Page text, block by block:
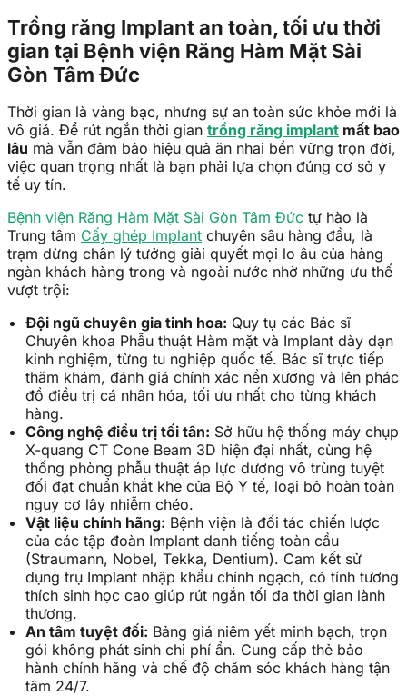
Trồng răng Implant an toàn, tối ưu thời
gian tại Bệnh viện Răng Hàm Mặt Sài
Gòn Tâm Đức
Thời gian là vàng bạc, nhưng sự an toàn sức khỏe mới là
vô giá. Để rút ngắn thời gian trồng răng implant mất bao
lâu mà vẫn đảm bảo hiệu quả ăn nhai bền vững trọn đời,
việc quan trọng nhất là bạn phải lựa chọn đúng cơ sở y
tế uy tín.
Bệnh viện Răng Hàm Mặt Sài Gòn Tâm Đức tự hào là
Trung tâm Cấy ghép Implant chuyên sâu hàng đầu, là
trạm dừng chân lý tưởng giải quyết mọi lo âu của hàng
ngàn khách hàng trong và ngoài nước nhờ những ưu thế
vượt trội:
Đội ngũ chuyên gia tinh hoa: Quy tụ các Bác sĩ
Chuyên khoa Phẫu thuật Hàm mặt và Implant dày dạn
kinh nghiệm, từng tu nghiệp quốc tế. Bác sĩ trực tiếp
thăm khám, đánh giá chính xác nền xương và lên phác
đồ điều trị cá nhân hóa, tối ưu nhất cho từng khách
hàng.
Công nghệ điều trị tối tân: Sở hữu hệ thống máy chụp
X-quang CT Cone Beam 3D hiện đại nhất, cùng hệ
thống phòng phẫu thuật áp lực dương vô trùng tuyệt
đối đạt chuẩn khắt khe của Bộ Y tế, loại bỏ hoàn toàn
nguy cơ lây nhiễm chéo.
Vật liệu chính hãng: Bệnh viện là đối tác chiến lược
của các tập đoàn Implant danh tiếng toàn cầu
(Straumann, Nobel, Tekka, Dentium). Cam kết sử
dụng trụ Implant nhập khẩu chính ngạch, có tính tương
thích sinh học cao giúp rút ngắn tối đa thời gian lành
thương.
An tâm tuyệt đối: Bảng giá niêm yết minh bạch, trọn
gói không phát sinh chi phí ẩn. Cung cấp thẻ bảo
hành chính hãng và chế độ chăm sóc khách hàng tận
tâm 24/7.